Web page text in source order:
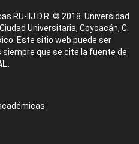
RU-IIJ D.R. © 2018. Universidad
Universitaria, Coyoacán, C.
Este sitio web puede ser
que se cite la fuente de